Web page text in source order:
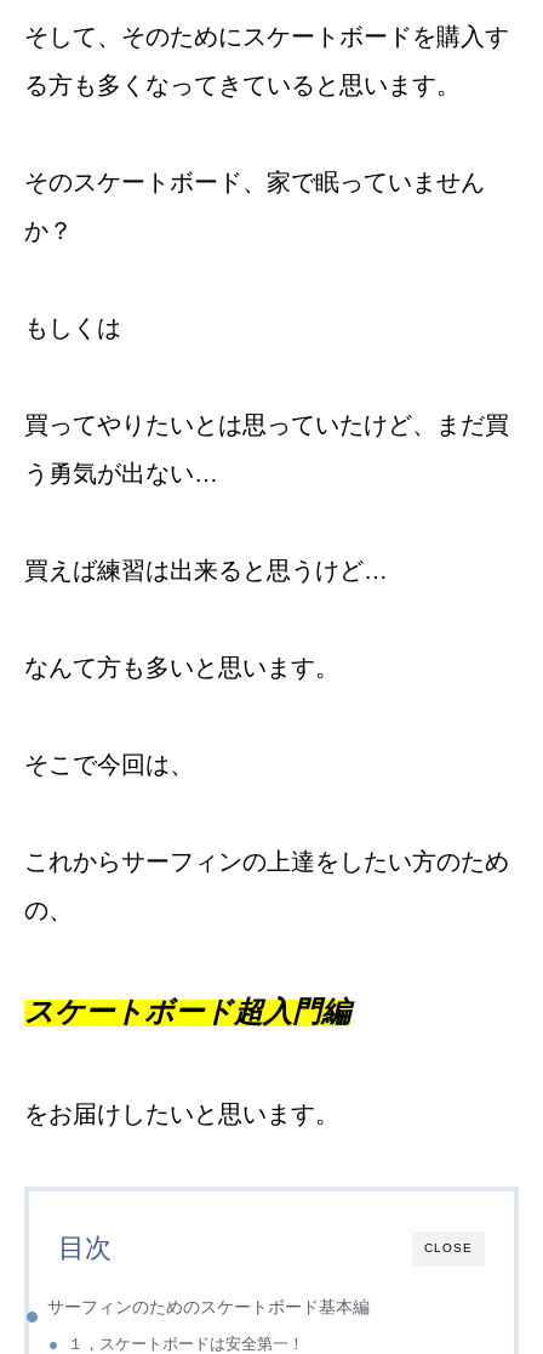
そして、そのためにスケートボードを購入す
る方も多くなってきていると思います。
そのスケートボード、家で眠っていません
か？
もしくは
買ってやりたいとは思っていたけど、まだ買
う勇気が出ない…
買えば練習は出来ると思うけど…
なんて方も多いと思います。
そこで今回は、
これからサーフィンの上達をしたい方のため
の、
スケートボード超入門編
をお届けしたいと思います。
CLOSE
目次
サーフィンのためのスケートボード基本編
１，スケートボードは安全第一！